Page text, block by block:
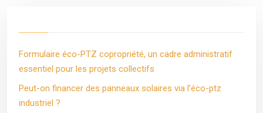
Formulaire éco-PTZ copropriété, un cadre administratif
essentiel pour les projets collectifs
Peut-on financer des panneaux solaires via l’éco-ptz
industriel ?